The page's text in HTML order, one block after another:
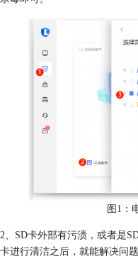
图1：
2、SD卡外部有污渍，或者是
卡进行清洁之后，就能解决问题